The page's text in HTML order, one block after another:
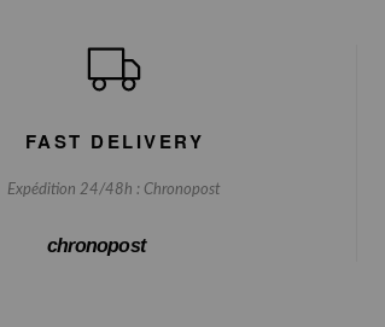
FAST DELIVERY
Expédition 24/48h : Chronopost
chronopost